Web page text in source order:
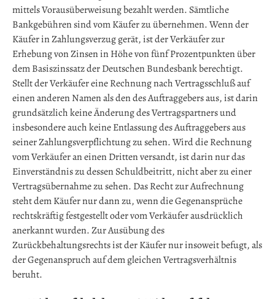
mittels Vorausüberweisung bezahlt werden. Sämtliche
Bankgebühren sind vom Käufer zu übernehmen. Wenn der
Käufer in Zahlungsverzug gerät, ist der Verkäufer zur
Erhebung von Zinsen in Höhe von fünf Prozentpunkten über
dem Basiszinssatz der Deutschen Bundesbank berechtigt.
Stellt der Verkäufer eine Rechnung nach Vertragsschluß auf
einen anderen Namen als den des Auftraggebers aus, ist darin
grundsätzlich keine Änderung des Vertragspartners und
insbesondere auch keine Entlassung des Auftraggebers aus
seiner Zahlungsverpflichtung zu sehen. Wird die Rechnung
vom Verkäufer an einen Dritten versandt, ist darin nur das
Einverständnis zu dessen Schuldbeitritt, nicht aber zu einer
Vertragsübernahme zu sehen. Das Recht zur Aufrechnung
steht dem Käufer nur dann zu, wenn die Gegenansprüche
rechtskräftig festgestellt oder vom Verkäufer ausdrücklich
anerkannt wurden. Zur Ausübung des
Zurückbehaltungsrechts ist der Käufer nur insoweit befugt, als
der Gegenanspruch auf dem gleichen Vertragsverhältnis
beruht.